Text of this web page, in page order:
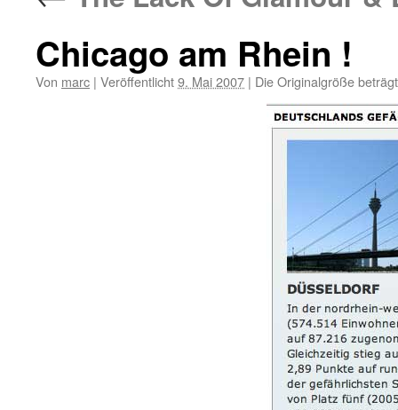
Chicago am Rhein !
Von marc | Veröffentlicht9. Mai 2007 | Die Originalgröße